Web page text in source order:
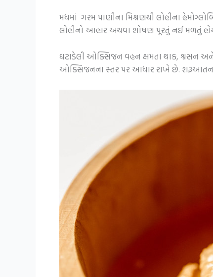
મધમાં ગરમ પાણીના મિશ્રણથી લોહીના
લોહીનો આહાર અથવા શોષણ પૂરતું નઈ મળતું
ઘટાડેલી ઓક્સિજન વહન ક્ષમતા થાક, શ્વસન
ઓક્સિજનના સ્તર પર આધાર રાખે છે. શરૂઆતના